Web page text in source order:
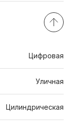
Цифровая
Уличная
Цилиндрическая